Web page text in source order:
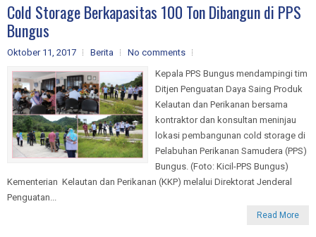
Cold Storage Berkapasitas 100 Ton Dibangun di PPS
Bungus
Oktober 11, 2017 Berita
No comments
Kepala PPS Bungus mendampingi tim
Ditjen Penguatan Daya Saing Produk
Kelautan dan Perikanan bersama
kontraktor dan konsultan meninjau
lokasi pembangunan cold storage di
Pelabuhan Perikanan Samudera (PPS)
Bungus. (Foto: Kicil-PPS Bungus)
Kementerian Kelautan dan Perikanan (KKP) melalui Direktorat Jenderal
Penguatan...
Read More